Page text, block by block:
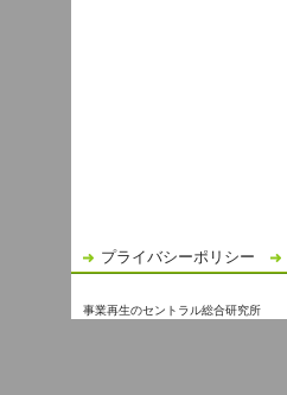
プライバシーポリシー
事業再生のセントラル総合研究所